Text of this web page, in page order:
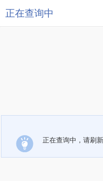
正在查询中
正在查询中，请刷